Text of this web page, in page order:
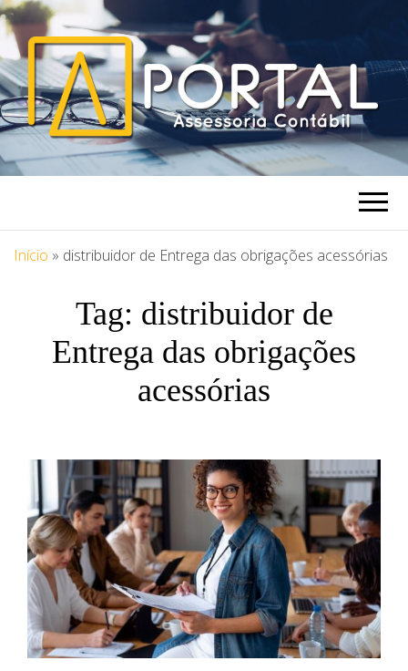
PORTAL
ASSESSORIA
Blog Portal Assessoria
Início » distribuidor de Entrega das obrigações acessórias
Tag: distribuidor de
Entrega das obrigações
acessórias